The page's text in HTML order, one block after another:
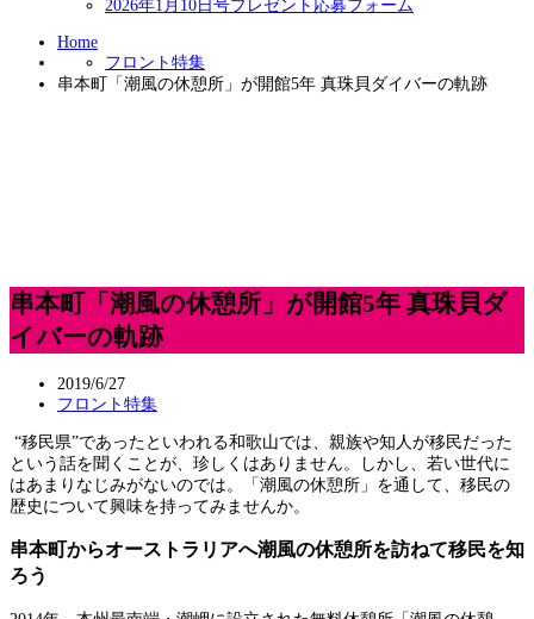
2026年1月10日号プレゼント応募フォーム
Home
フロント特集
串本町「潮風の休憩所」が開館5年 真珠貝ダイバーの軌跡
串本町「潮風の休憩所」が開館5年 真珠貝ダ
イバーの軌跡
2019/6/27
フロント特集
“移民県”であったといわれる和歌山では、親族や知人が移民だった
という話を聞くことが、珍しくはありません。しかし、若い世代に
はあまりなじみがないのでは。「潮風の休憩所」を通して、移民の
歴史について興味を持ってみませんか。
串本町からオーストラリアへ潮風の休憩所を訪ねて移民を知
ろう